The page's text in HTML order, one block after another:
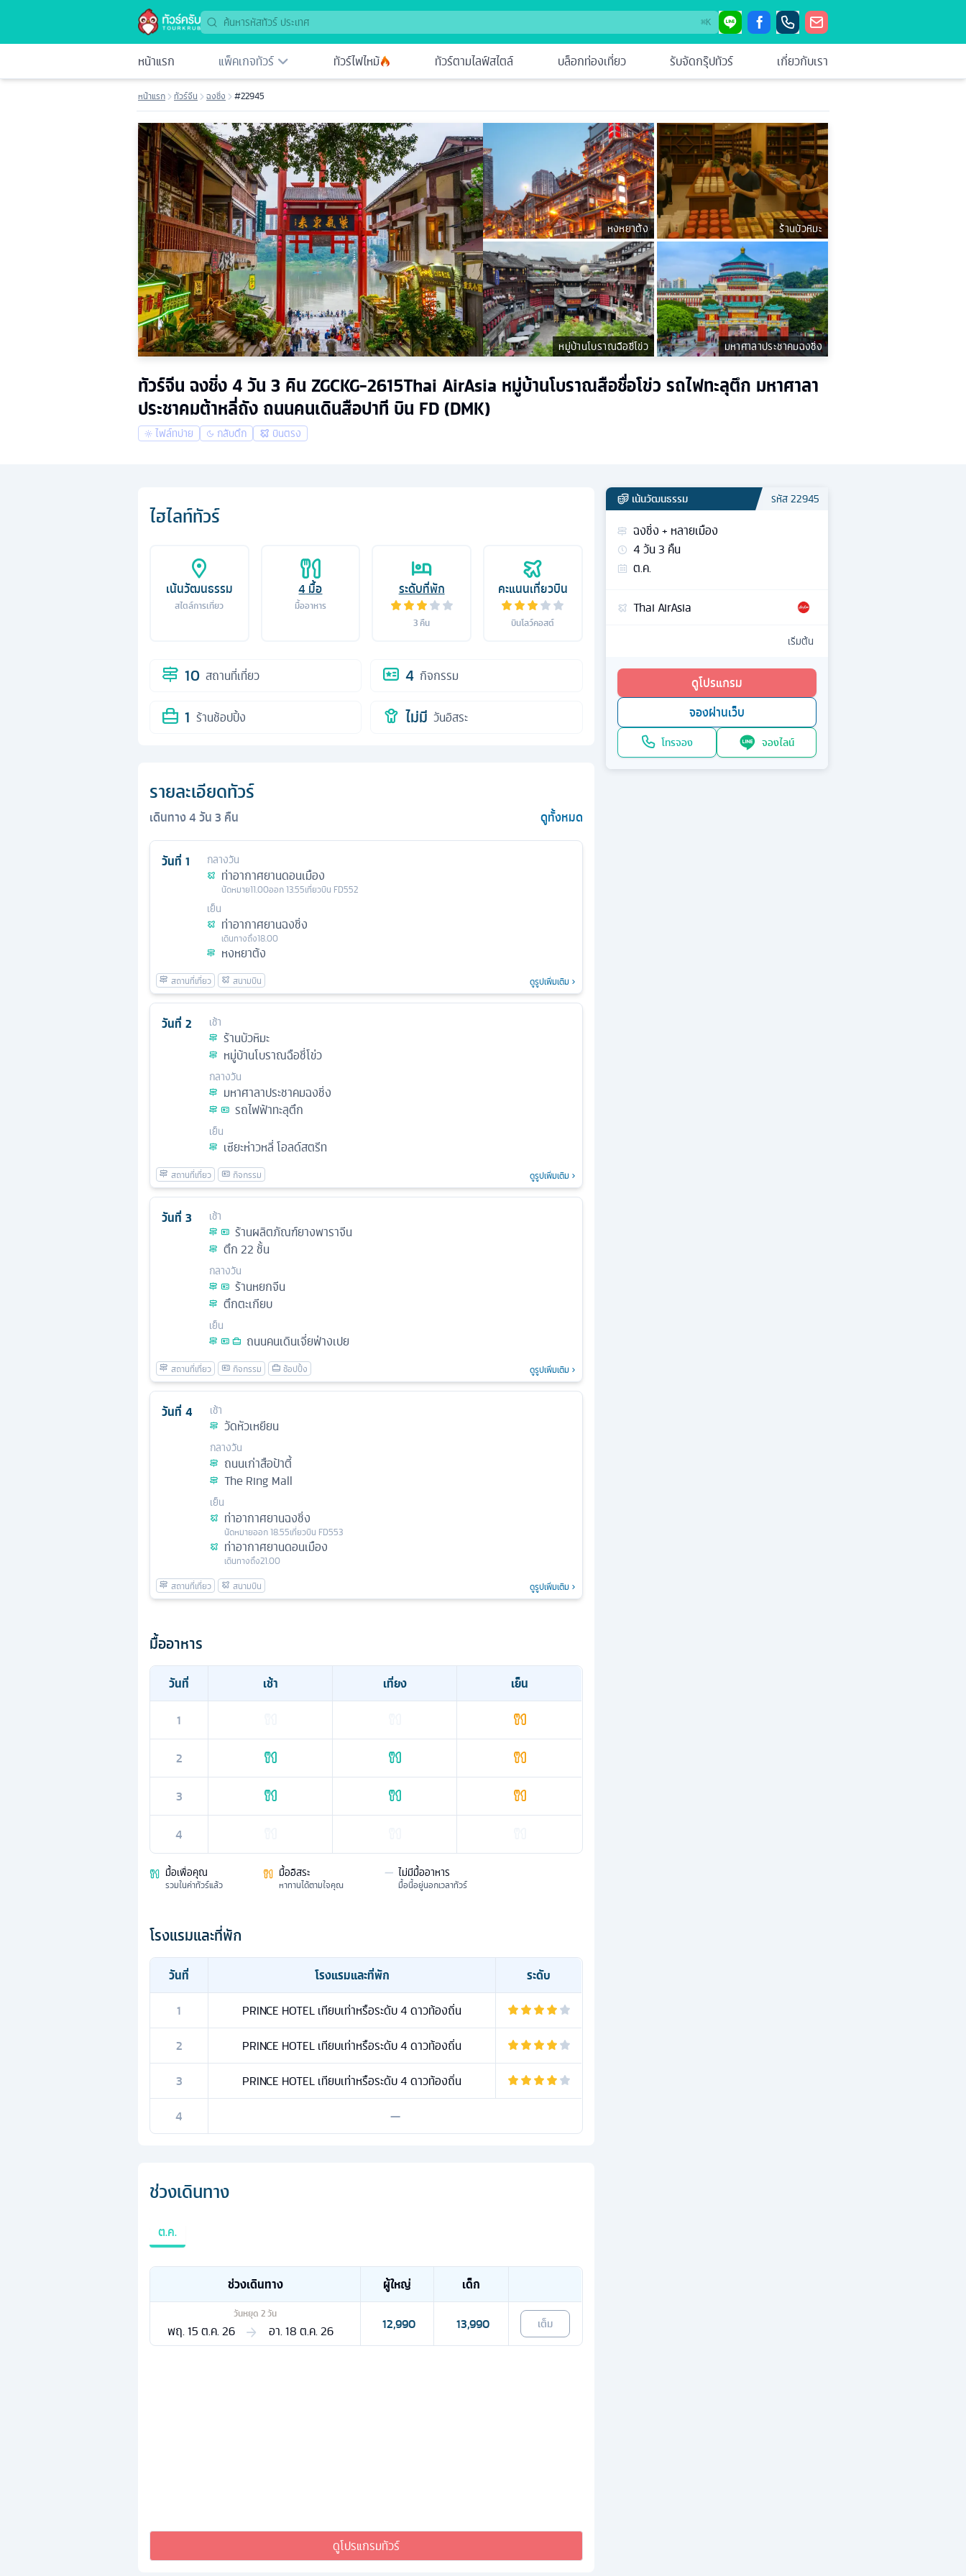
⌘K
หน้าแรก แพ็คเกจทัวร์ ทัวร์ไฟไหม้ ทัวร์ตามไลฟ์สไตล์ บล็อกท่องเที่ยว รับจัดกรุ๊ปทัวร์ เกี่ยวกับเรา
หน้าแรก ทัวร์จีน ฉงชิ่ง #22945
หงหยาต้ง ร้านบัวหิมะ
หมู่บ้านโบราณฉือชี่โข่ว มหาศาลาประชาคมฉงชิ่ง
ทัวร์จีน ฉงชิ่ง 4 วัน 3 คิน ZGCKG-2615Thai AirAsia หมู่บ้านโบราณสือชื่อโข่ว รถไฟทะลุตึก มหาศาลา
ประชาคมต้าหลี่ถัง ถนนคนเดินสือปาที บิน FD (DMK)
ไฟล์ทบ่าย กลับดึก บินตรง
ไฮไลท์ทัวร์
เน้นวัฒนธรรม
สไตล์การเที่ยว
4 มื้อ
มื้ออาหาร
ระดับที่พัก
3 คืน
คะแนนเที่ยวบิน
บินโลว์คอสต์
10 สถานที่เที่ยว 4 กิจกรรม
1 ร้านช้อปปิ้ง ไม่มี วันอิสระ
รายละเอียดทัวร์
เดินทาง4วัน3 คืน ดูทั้งหมด
วันที่ 1 กลางวัน
ท่าอากาศยานดอนเมือง
นัดหมาย11.00ออก13.55เที่ยวบิน FD552
เย็น
ท่าอากาศยานฉงชิ่ง
เดินทางถึง18.00
หงหยาต้ง
ดูรูปเพิ่มเติม
วันที่ 2 เช้า
ร้านบัวหิมะ
หมู่บ้านโบราณฉือชี่โข่ว
กลางวัน
มหาศาลาประชาคมฉงชิ่ง
รถไฟฟ้าทะลุตึก
เย็น
เซียะห่าวหลี่ โอลด์สตรีท
ดูรูปเพิ่มเติม
วันที่ 3 เช้า
ร้านผลิตภัณฑ์ยางพาราจีน
ตึก 22 ชั้น
กลางวัน
ร้านหยกจีน
ตึกตะเกียบ
เย็น
ถนนคนเดินเจี่ยฟ่างเปย
ดูรูปเพิ่มเติม
วันที่ 4 เช้า
วัดหัวเหยียน
กลางวัน
ถนนเก่าสือป้าตี้
The Ring Mall
เย็น
ท่าอากาศยานฉงชิ่ง
นัดหมายออก18.55เที่ยวบิน FD553
ท่าอากาศยานดอนเมือง
เดินทางถึง21.00
ดูรูปเพิ่มเติม
มื้ออาหาร
วันที่ เช้า เที่ยง
เย็น
1
2
3
4
มื้อเพื่อคุณ
รวมในค่าทัวร์แล้ว
มื้ออิสระ
หาทานได้ตามใจคุณ
— ไม่มีมื้ออาหาร
มื้อนี้อยู่นอกเวลาทัวร์
โรงแรมและที่พัก
วันที่ โรงแรมและที่พัก
ระดับ
1
PRINCE HOTEL เทียบเท่าหรือระดับ 4 ดาวท้องถิ่น
2
PRINCE HOTEL เทียบเท่าหรือระดับ 4 ดาวท้องถิ่น
3
PRINCE HOTEL เทียบเท่าหรือระดับ 4 ดาวท้องถิ่น
4
—
ช่วงเดินทาง
ต.ค.
ช่วงเดินทาง ผู้ใหญ่ เด็ก
วันหยุด 2วัน
พฤ. 15 ต.ค. 26 อา. 18 ต.ค. 26 12,990 13,990 เต็ม
ดูโปรแกรมทัวร์
เน้นวัฒนธรรม รหัส22945
ฉงชิ่ง + หลายเมือง
4วัน3 คืน
ต.ค.
Thai AirAsia
เริ่มต้น
ดูโปรแกรม
จองผ่านเว็บ
โทรจอง จองไลน์